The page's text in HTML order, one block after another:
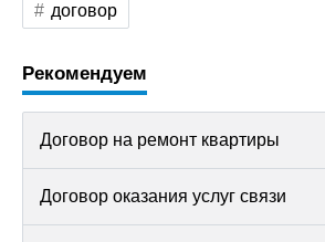
договор
Рекомендуем
Договор на ремонт квартиры
Договор оказания услуг связи